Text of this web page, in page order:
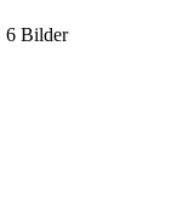
6 Bilder